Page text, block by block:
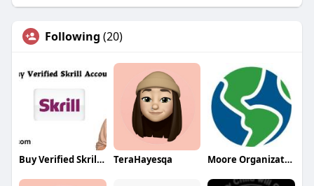
Following (20)
Buy Verified Skrill Accounts TeraHayesqa Moore Organizations